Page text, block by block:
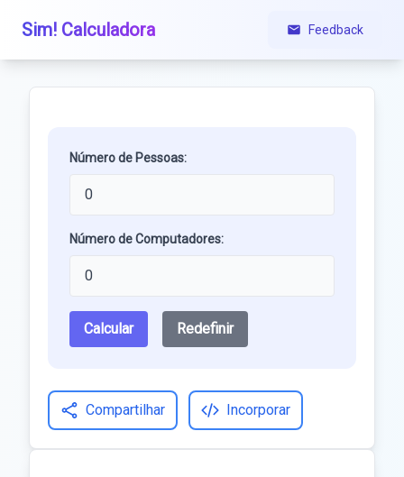
Sim! Calculadora Feedback
Número de Pessoas:
Número de Computadores:
Calcular Redefinir
Compartilhar Incorporar